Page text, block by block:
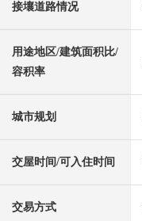
接壤道路情况
用途地区/建筑面积比/
容积率
城市规划
交屋时间/可入住时间
交易方式